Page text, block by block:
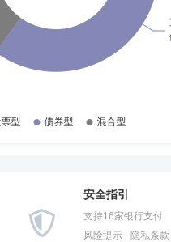
安全指引
支持16家银行支付
风险提示
隐私条款